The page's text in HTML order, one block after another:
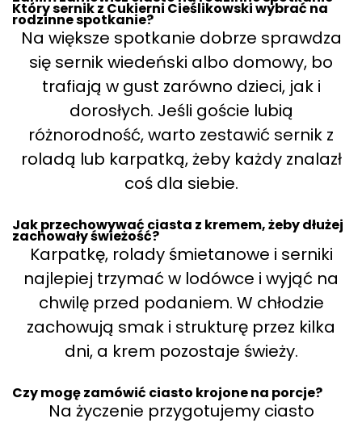
Który sernik z Cukierni Cieślikowski wybrać na
rodzinne spotkanie?
Na większe spotkanie dobrze sprawdza
się sernik wiedeński albo domowy, bo
trafiają w gust zarówno dzieci, jak i
dorosłych. Jeśli goście lubią
różnorodność, warto zestawić sernik z
roladą lub karpatką, żeby każdy znalazł
coś dla siebie.
Jak przechowywać ciasta z kremem, żeby dłużej
zachowały świeżość?
Karpatkę, rolady śmietanowe i serniki
najlepiej trzymać w lodówce i wyjąć na
chwilę przed podaniem. W chłodzie
zachowują smak i strukturę przez kilka
dni, a krem pozostaje świeży.
Czy mogę zamówić ciasto krojone na porcje?
Na życzenie przygotujemy ciasto